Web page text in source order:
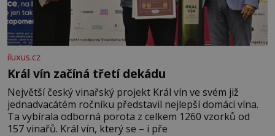
iluxus.cz
Král vín začíná třetí dekádu
Největší český vinařský projekt Král vín ve svém již
jednadvacátém ročníku představil nejlepší domácí vína.
Ta vybírala odborná porota z celkem 1260 vzorků od
157 vinařů. Král vín, který se – i pře